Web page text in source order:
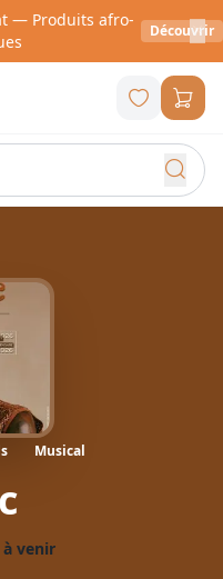
— Produits afro-
Découvrir
Musical
à venir